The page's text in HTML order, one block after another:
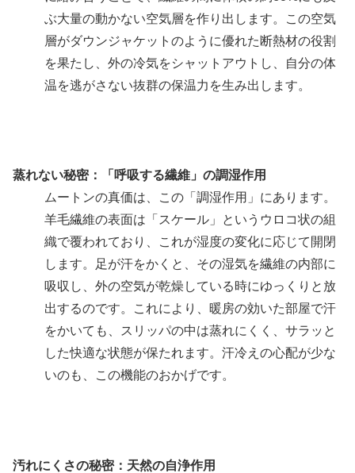
ぶ大量の動かない空気層を作り出します。この空気
層がダウンジャケットのように優れた断熱材の役割
を果たし、外の冷気をシャットアウトし、自分の体
温を逃がさない抜群の保温力を生み出します。
蒸れない秘密：「呼吸する繊維」の調湿作用
ムートンの真価は、この「調湿作用」にあります。
羊毛繊維の表面は「スケール」というウロコ状の組
織で覆われており、これが湿度の変化に応じて開閉
します。足が汗をかくと、その湿気を繊維の内部に
吸収し、外の空気が乾燥している時にゆっくりと放
出するのです。これにより、暖房の効いた部屋で汗
をかいても、スリッパの中は蒸れにくく、サラッと
した快適な状態が保たれます。汗冷えの心配が少な
いのも、この機能のおかげです。
汚れにくさの秘密：天然の自浄作用